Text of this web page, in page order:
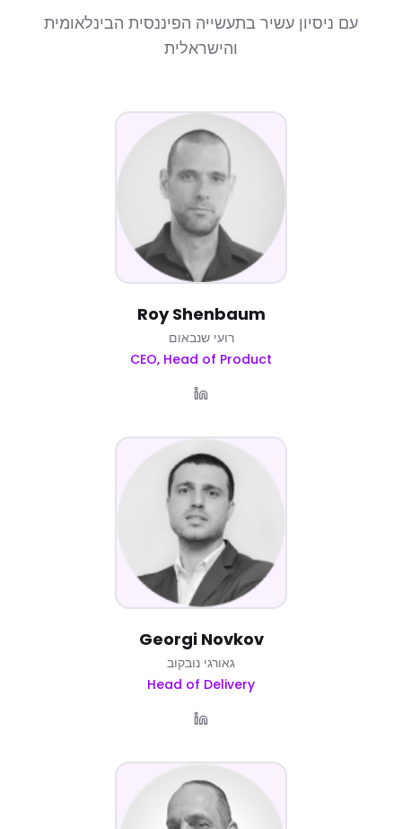
עם ניסיון עשיר בתעשייה הפיננסית הבינלאומית
והישראלית
Roy Shenbaum
רועי שנבאום
CEO, Head of Product
Georgi Novkov
גאורגי נובקוב
Head of Delivery